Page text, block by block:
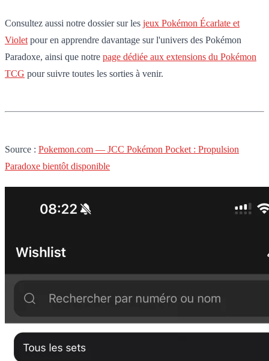
Consultez aussi notre dossier sur les jeux Pokémon Écarlate et
Violet pour en apprendre davantage sur l'univers des Pokémon
Paradoxe, ainsi que notre page dédiée aux extensions du Pokémon
TCG pour suivre toutes les sorties à venir.
Source : Pokemon.com — JCC Pokémon Pocket : Propulsion
Paradoxe bientôt disponible